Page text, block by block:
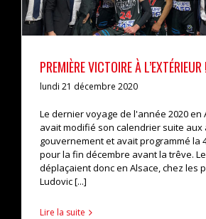
PREMIÈRE VICTOIRE À L’EXTÉRIEUR !
lundi 21 décembre 2020
Le dernier voyage de l'année 2020 en
avait modifié son calendrier suite aux
gouvernement et avait programmé la
pour la fin décembre avant la trêve.
déplaçaient donc en Alsace, chez les
Ludovic [...]
Lire la suite